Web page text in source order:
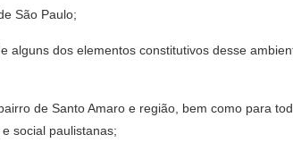
São Paulo;
alguns dos elementos constitutivos desse
de Santo Amaro e região, bem como para
social paulistanas;